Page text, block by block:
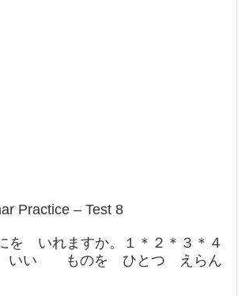
Practice – Test 8
を いれますか。１＊２＊３＊４
いい ものを ひとつ えらん